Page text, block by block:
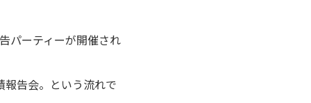
パーティーが開催され
告会。という流れで